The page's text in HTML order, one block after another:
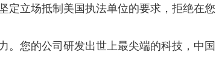
定立场抵制美国执法单位的要求，拒绝在您
。您的公司研发出世上最尖端的科技，中国